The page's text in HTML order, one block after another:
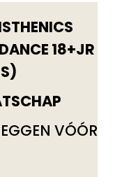
18+JR
VÓÓR